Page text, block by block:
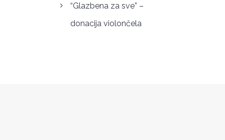
“Glazbena za sve” –
donacija violončela